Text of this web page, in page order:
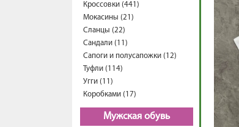
Кроссовки (441)
Мокасины (21)
Сланцы (22)
Сандали (11)
Сапоги и полусапожки (12)
Туфли (114)
Угги (11)
Коробками (17)
Мужская обувь